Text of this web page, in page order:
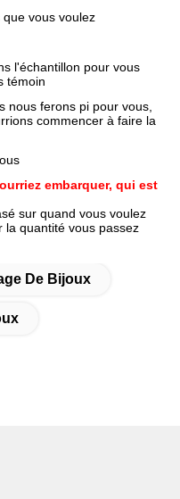
vous voulez
l'échantillon pour vous
témoin
nous ferons pi pour vous,
commencer à faire la
embarquer, qui est
sur quand vous voulez
la quantité vous passez
De Bijoux